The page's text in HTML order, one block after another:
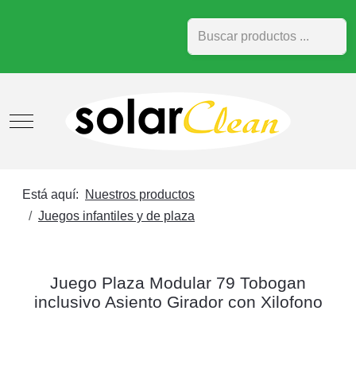
Buscar
Mobile Menu Toggle
Está aquí:
Nuestros productos
Juegos infantiles y de plaza
Juego Plaza Modular 79 Tobogan
inclusivo Asiento Girador con Xilofono